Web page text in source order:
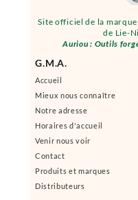
Site officiel de la
de Lie-
Auriou : Outils
G.M.A.
Accueil
Mieux nous connaître
Notre adresse
Horaires d'accueil
Venir nous voir
Contact
Produits et marques
Distributeurs